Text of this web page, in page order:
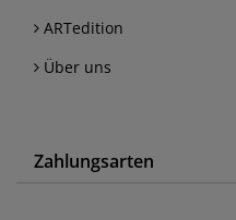
ARTedition
Über uns
Zahlungsarten